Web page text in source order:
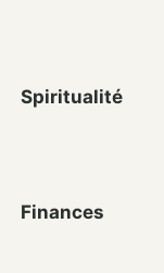
Spiritualité
Finances